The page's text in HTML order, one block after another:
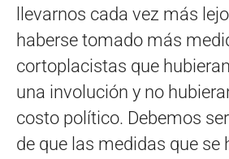
llevarnos cada vez más
haberse tomado más
cortoplacistas que
una involución y no
costo político. Debemos
de que las medidas que se